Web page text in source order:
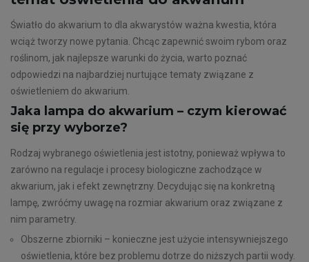
Światło do akwarium to dla akwarystów ważna kwestia, która
wciąż tworzy nowe pytania. Chcąc zapewnić swoim rybom oraz
roślinom, jak najlepsze warunki do życia, warto poznać
odpowiedzi na najbardziej nurtujące tematy związane z
oświetleniem do akwarium.
Jaka lampa do akwarium – czym kierować
się przy wyborze?
Rodzaj wybranego oświetlenia jest istotny, ponieważ wpływa to
zarówno na regulacje i procesy biologiczne zachodzące w
akwarium, jak i efekt zewnętrzny. Decydując się na konkretną
lampę, zwróćmy uwagę na rozmiar akwarium oraz związane z
nim parametry.
Obszerne zbiorniki – konieczne jest użycie intensywniejszego
oświetlenia, które bez problemu dotrze do niższych partii wody.